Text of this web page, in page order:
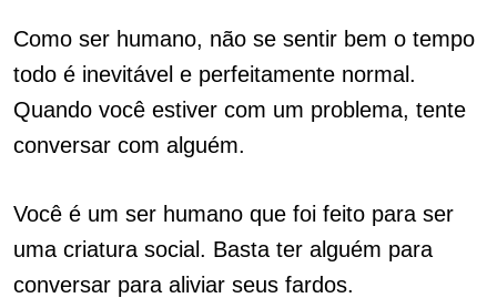
Como ser humano, não se sentir bem o tempo
todo é inevitável e perfeitamente normal.
Quando você estiver com um problema, tente
conversar com alguém.
Você é um ser humano que foi feito para ser
uma criatura social. Basta ter alguém para
conversar para aliviar seus fardos.